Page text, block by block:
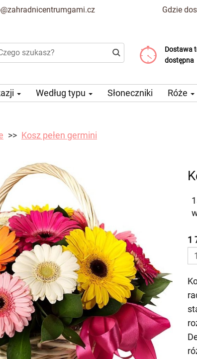
Gdzie
Dostawa
dostępna
Koszt
Wybierz
Według typu Słoneczniki Róże
Kosz pełen germini
1